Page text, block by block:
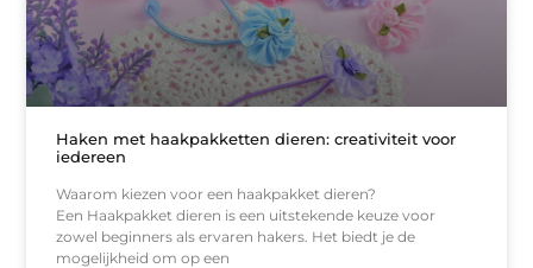
Haken met haakpakketten dieren: creativiteit voor
iedereen
Waarom kiezen voor een haakpakket dieren?
Een Haakpakket dieren is een uitstekende keuze voor
zowel beginners als ervaren hakers. Het biedt je de
mogelijkheid om op een